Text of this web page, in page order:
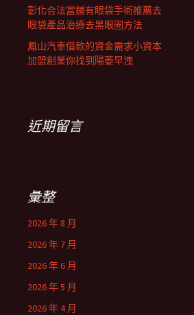
彰化合法當鋪有眼袋手術推薦去
眼袋產品治療去黑眼圈方法
鳳山汽車借款的資金需求小資本
加盟創業你找到陽萎早洩
近期留言
彙整
2026 年 8 月
2026 年 7 月
2026 年 6 月
2026 年 5 月
2026 年 4 月